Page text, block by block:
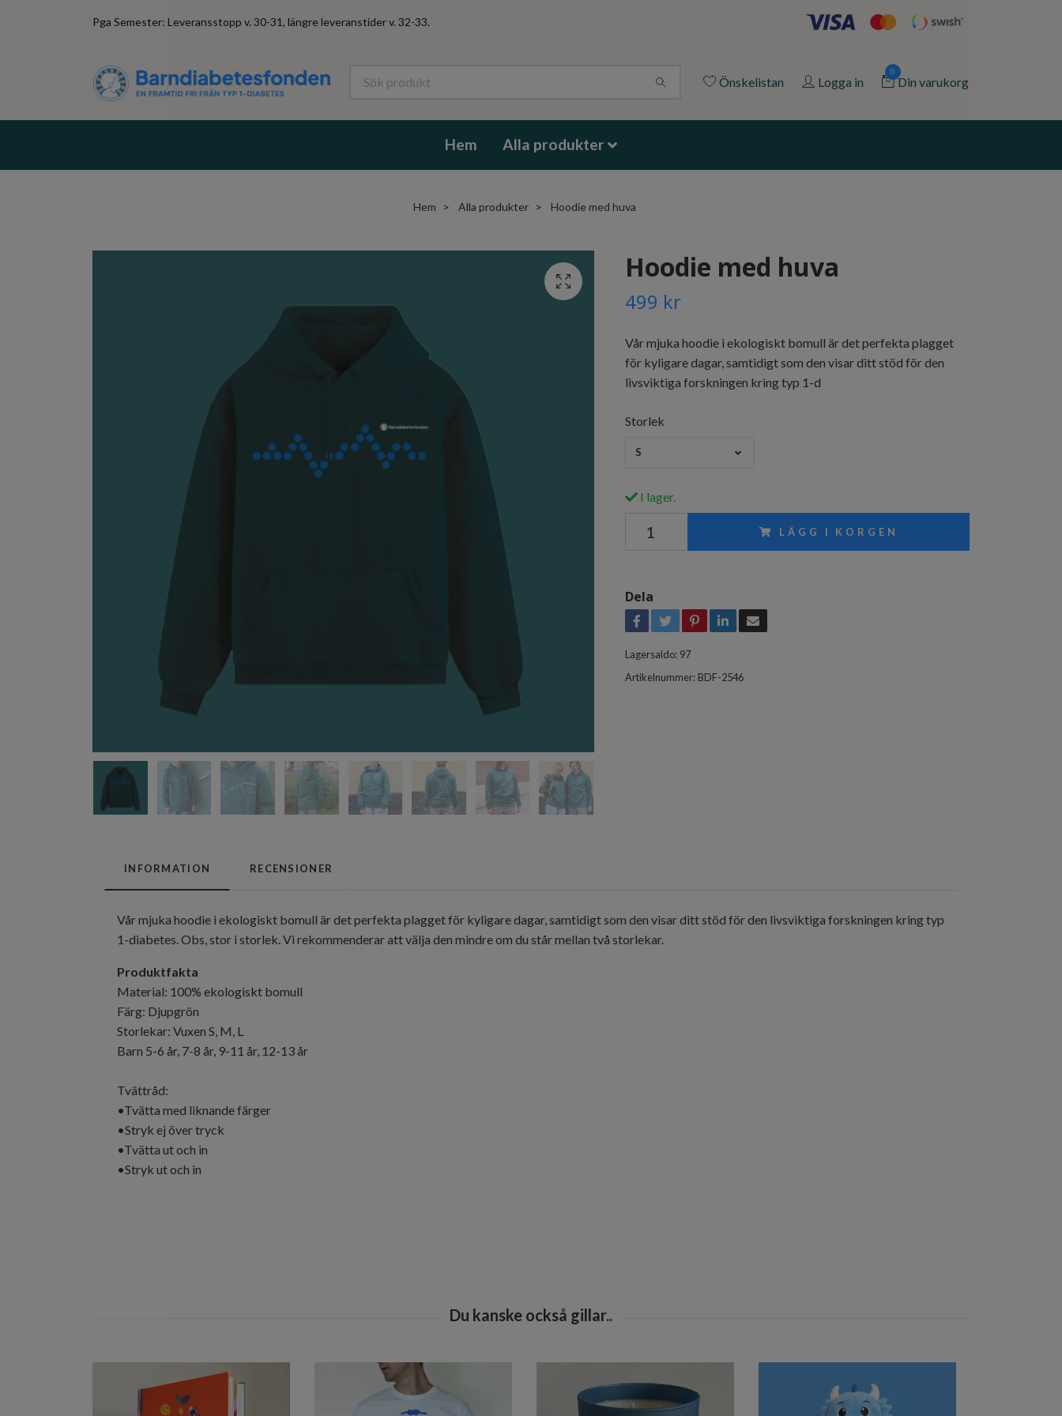
Pga Semester: Leveransstopp v. 30-31, längre leveranstider v. 32-33.
Önskelistan Logga in
0
Din varukorg
Hem Alla produkter
Hem Alla produkter Hoodie med huva
Hoodie med huva
499 kr
Vår mjuka hoodie i ekologiskt bomull är det perfekta plagget
för kyligare dagar, samtidigt som den visar ditt stöd för den
livsviktiga forskningen kring typ 1-d
Storlek
S
I lager.
LÄGG I KORGEN
Dela
Lagersaldo: 97
Artikelnummer: BDF-2546
INFORMATION RECENSIONER
Vår mjuka hoodie i ekologiskt bomull är det perfekta plagget för kyligare dagar, samtidigt som den visar ditt stöd för den livsviktiga forskningen kring typ
1-diabetes. Obs, stor i storlek. Vi rekommenderar att välja den mindre om du står mellan två storlekar.
Produktfakta
Material: 100% ekologiskt bomull
Färg: Djupgrön
Storlekar: Vuxen S, M, L
Barn 5-6 år, 7-8 år, 9-11 år, 12-13 år
Tvättråd:
•Tvätta med liknande färger
•Stryk ej över tryck
•Tvätta ut och in
•Stryk ut och in